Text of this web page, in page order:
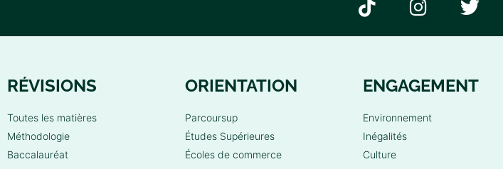
RÉVISIONS
Toutes les matières
Méthodologie
Baccalauréat
ORIENTATION
Parcoursup
Études Supérieures
Écoles de commerce
ENGAGEMENT
Environnement
Inégalités
Culture